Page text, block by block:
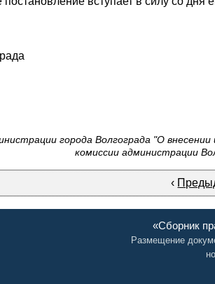
Волгограда
города Волгограда "О
комиссии администрации
‹
«Сборник
Размещение